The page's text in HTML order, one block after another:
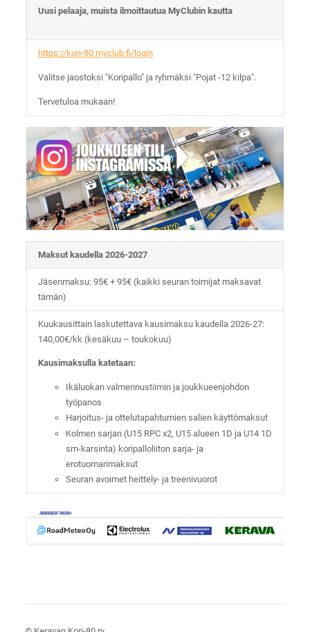
Uusi pelaaja, muista ilmoittautua MyClubin kautta
https://kori-80.myclub.fi/login
Valitse jaostoksi "Koripallo" ja ryhmäksi "Pojat -12 kilpa".
Tervetuloa mukaan!
Maksut kaudella 2026-2027
Jäsenmaksu: 95€ + 95€ (kaikki seuran toimijat maksavat
tämän)
Kuukausittain laskutettava kausimaksu kaudella 2026-27:
140,00€/kk (kesäkuu – toukokuu)
Kausimaksulla katetaan:
Ikäluokan valmennustiimin ja joukkueenjohdon
työpanos
Harjoitus- ja ottelutapahtumien salien käyttömaksut
Kolmen sarjan (U15 RPC x2, U15 alueen 1D ja U14 1D
sm-karsinta) koripalloliiton sarja- ja
erotuomarimaksut
Seuran avoimet heittely- ja treenivuorot